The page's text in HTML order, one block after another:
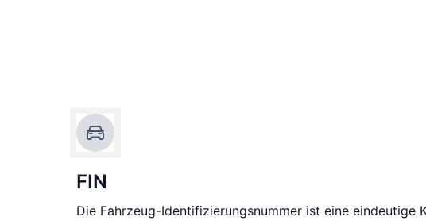
FIN
Die Fahrzeug-Identifizierungsnummer ist eine eindeutige